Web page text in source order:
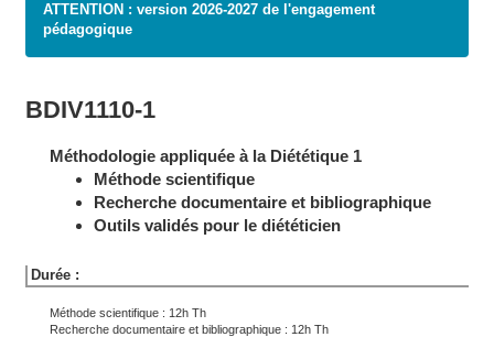
ATTENTION : version 2026-2027 de l'engagement
pédagogique
BDIV1110-1
Méthodologie appliquée à la Diététique 1
Méthode scientifique
Recherche documentaire et bibliographique
Outils validés pour le diététicien
Durée :
Méthode scientifique : 12h Th
Recherche documentaire et bibliographique : 12h Th